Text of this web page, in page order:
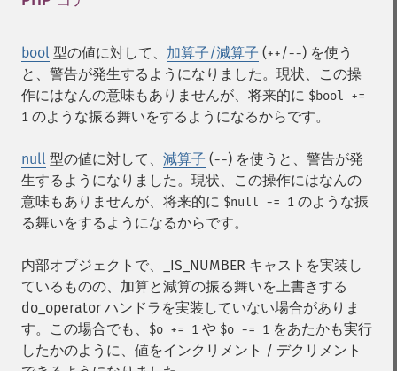
bool 型の値に対して、 加算子/減算子 (++/--) を使う
と、警告が発生するようになりました。現状、この操
作にはなんの意味もありませんが、将来的に $bool +=
1 のような振る舞いをするようになるからです。
null 型の値に対して、 減算子 (--) を使うと、警告が発
生するようになりました。現状、この操作にはなんの
意味もありませんが、将来的に $null -= 1 のような振
る舞いをするようになるからです。
内部オブジェクトで、_IS_NUMBER キャストを実装し
ているものの、加算と減算の振る舞いを上書きする
do_operator ハンドラを実装していない場合がありま
す。この場合でも、
$o += 1 や $o -= 1 をあたかも実行
したかのように、値をインクリメント / デクリメント